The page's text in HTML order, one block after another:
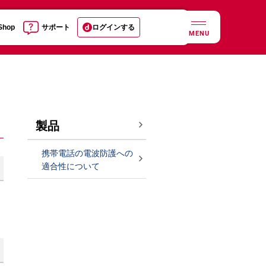
サポート ログインする
MENU
製品
携帯電話の電波防護への
適合性について